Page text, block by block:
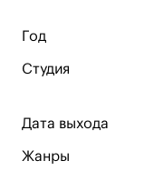
Год
Студия
Дата выхода
Жанры